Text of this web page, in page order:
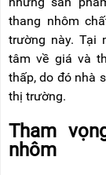
thang nhôm
trường này. Tại
tâm về giá và
thấp, do đó nhà
thị trường.
Tham
nhôm